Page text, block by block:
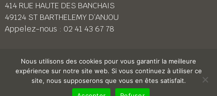
414 RUE HAUTE DES BANCHAIS
49124 ST BARTHELEMY D’ANJOU
Appelez-nous : 02 41 43 67 78
Franc Le Mans
158 BD PIERRE LEFAUCHEUX
72230 ARNAGE
02 43 87 38 08
Nous utilisons des cookies pour vous garantir la meilleure
expérience sur notre site web. Si vous continuez à utiliser ce
site, nous supposerons que vous en êtes satisfait.